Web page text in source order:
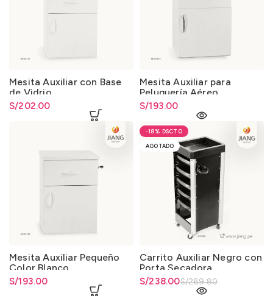
Mesita Auxiliar con Base
de Vidrio
S/202.00
Mesita Auxiliar para
Peluquería Aéreo
S/193.00
Mesita Auxiliar Pequeño
Color Blanco
S/193.00
-18%
AGOTADO
Carrito Auxiliar Negro con
Porta Secadora
S/289.80
El precio original era:
S/238.00
El precio actual es: S/238.00.